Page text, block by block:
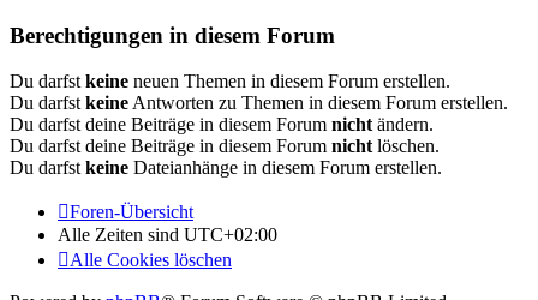
Berechtigungen in diesem Forum
Du darfst keine neuen Themen in diesem Forum erstellen.
Du darfst keine Antworten zu Themen in diesem Forum erstellen.
Du darfst deine Beiträge in diesem Forum nicht ändern.
Du darfst deine Beiträge in diesem Forum nicht löschen.
Du darfst keine Dateianhänge in diesem Forum erstellen.
Foren-Übersicht
Alle Zeiten sind UTC+02:00
Alle Cookies löschen